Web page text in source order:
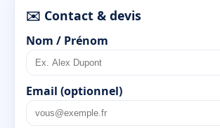
✉️ Contact & devis
Nom / Prénom
Email (optionnel)